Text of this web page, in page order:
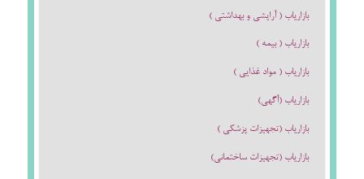
بازارياب ( آرايشي و بهداشتي )
بازارياب ( بيمه )
بازارياب ( مواد غذايي )
بازارياب (آگهي)
بازارياب (تجهيزات پزشكي )
بازارياب (تجهيزات ساختماني)